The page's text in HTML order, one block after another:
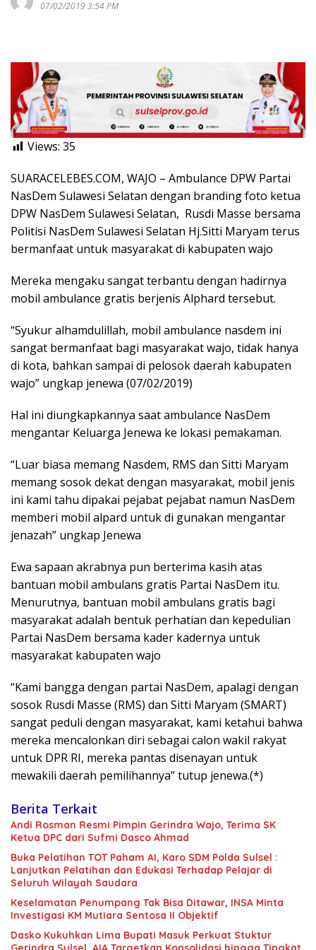
07/02/2019 3:54 PM
Views: 35
SUARACELEBES.COM, WAJO – Ambulance DPW Partai
NasDem Sulawesi Selatan dengan branding foto ketua
DPW NasDem Sulawesi Selatan, Rusdi Masse bersama
Politisi NasDem Sulawesi Selatan Hj.Sitti Maryam terus
bermanfaat untuk masyarakat di kabupaten wajo
Mereka mengaku sangat terbantu dengan hadirnya
mobil ambulance gratis berjenis Alphard tersebut.
“Syukur alhamdulillah, mobil ambulance nasdem ini
sangat bermanfaat bagi masyarakat wajo, tidak hanya
di kota, bahkan sampai di pelosok daerah kabupaten
wajo” ungkap jenewa (07/02/2019)
Hal ini diungkapkannya saat ambulance NasDem
mengantar Keluarga Jenewa ke lokasi pemakaman.
“Luar biasa memang Nasdem, RMS dan Sitti Maryam
memang sosok dekat dengan masyarakat, mobil jenis
ini kami tahu dipakai pejabat pejabat namun NasDem
memberi mobil alpard untuk di gunakan mengantar
jenazah” ungkap Jenewa
Ewa sapaan akrabnya pun berterima kasih atas
bantuan mobil ambulans gratis Partai NasDem itu.
Menurutnya, bantuan mobil ambulans gratis bagi
masyarakat adalah bentuk perhatian dan kepedulian
Partai NasDem bersama kader kadernya untuk
masyarakat kabupaten wajo
“Kami bangga dengan partai NasDem, apalagi dengan
sosok Rusdi Masse (RMS) dan Sitti Maryam (SMART)
sangat peduli dengan masyarakat, kami ketahui bahwa
mereka mencalonkan diri sebagai calon wakil rakyat
untuk DPR RI, mereka pantas disenayan untuk
mewakili daerah pemilihannya” tutup jenewa.(*)
Berita Terkait
Andi Rosman Resmi Pimpin Gerindra Wajo, Terima SK
Ketua DPC dari Sufmi Dasco Ahmad
Buka Pelatihan TOT Paham AI, Karo SDM Polda Sulsel :
Lanjutkan Pelatihan dan Edukasi Terhadap Pelajar di
Seluruh Wilayah Saudara
Keselamatan Penumpang Tak Bisa Ditawar, INSA Minta
Investigasi KM Mutiara Sentosa II Objektif
Dasko Kukuhkan Lima Bupati Masuk Perkuat Stuktur